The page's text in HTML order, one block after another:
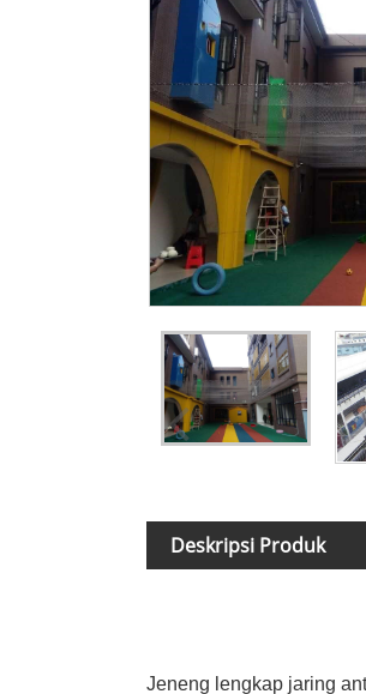
Deskripsi Produk
Jeneng lengkap jaring